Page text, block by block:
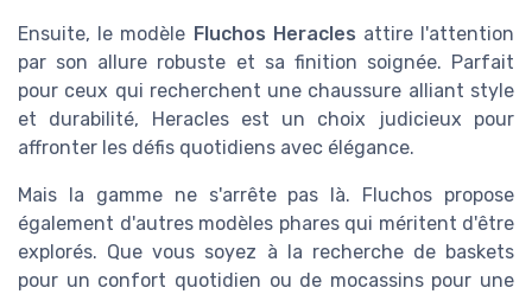
Ensuite, le modèle Fluchos Heracles attire l'attention
par son allure robuste et sa finition soignée. Parfait
pour ceux qui recherchent une chaussure alliant style
et durabilité, Heracles est un choix judicieux pour
affronter les défis quotidiens avec élégance.
Mais la gamme ne s'arrête pas là. Fluchos propose
également d'autres modèles phares qui méritent d'être
explorés. Que vous soyez à la recherche de baskets
pour un confort quotidien ou de mocassins pour une